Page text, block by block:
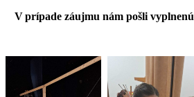
V prípade záujmu nám pošli vyplnenú